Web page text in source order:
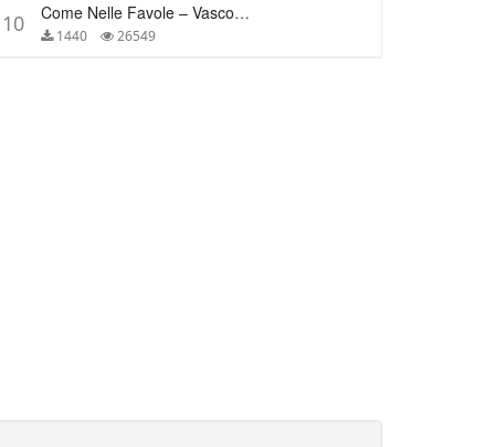
10 Come Nelle Favole – Vasco Rossi
1440 26549